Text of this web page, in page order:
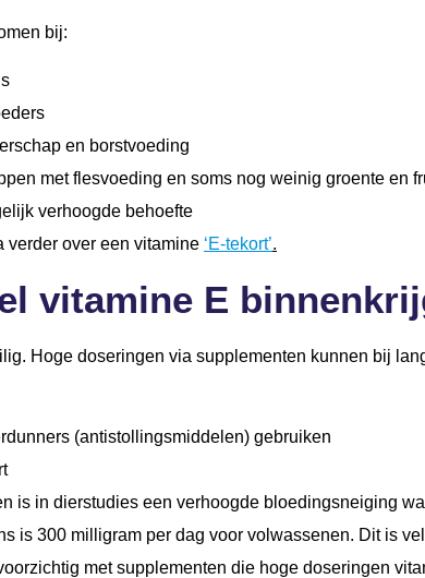
bij:
en borstvoeding
met flesvoeding en soms nog weinig groente en
verhoogde behoefte
verder over een vitamine ‘E-tekort’.
vitamine E
Hoge doseringen via supplementen kunnen bij
(antistollingsmiddelen) gebruiken
is in dierstudies een verhoogde bloedingsneiging
is 300 milligram per dag voor volwassenen. Dit is
met supplementen die hoge doseringen